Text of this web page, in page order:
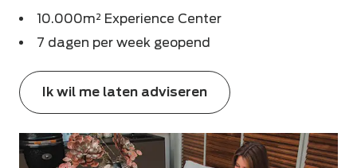
10.000m² Experience Center
7 dagen per week geopend
Ik wil me laten adviseren